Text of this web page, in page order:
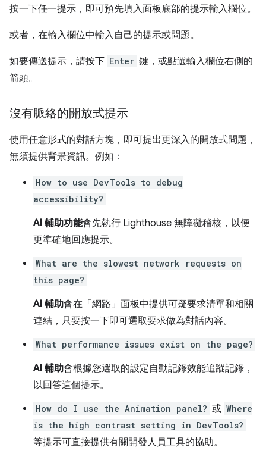
按一下任一提示，即可預先填入面板底部的提示輸入欄位。
或者，在輸入欄位中輸入自己的提示或問題。
如要傳送提示，請按下 Enter 鍵，或點選輸入欄位右側的
箭頭。
沒有脈絡的開放式提示
使用任意形式的對話方塊，即可提出更深入的開放式問題，
無須提供背景資訊。例如：
How to use DevTools to debug
accessibility?
AI 輔助功能會先執行 Lighthouse 無障礙稽核，以便
更準確地回應提示。
What are the slowest network requests on
this page?
AI 輔助會在「網路」 面板中提供可疑要求清單和相關
連結，只要按一下即可選取要求做為對話內容。
What performance issues exist on the page?
AI 輔助會根據您選取的設定自動記錄效能追蹤記錄，
以回答這個提示。
How do I use the Animation panel? 或 Where
is the high contrast setting in DevTools?
等提示可直接提供有關開發人員工具的協助。